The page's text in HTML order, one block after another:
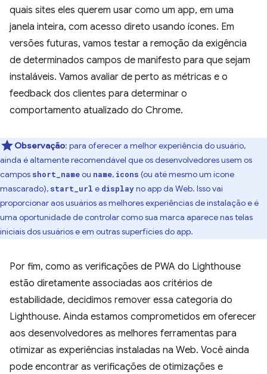
quais sites eles querem usar como um app, em uma
janela inteira, com acesso direto usando ícones. Em
versões futuras, vamos testar a remoção da exigência
de determinados campos de manifesto para que sejam
instaláveis. Vamos avaliar de perto as métricas e o
feedback dos clientes para determinar o
comportamento atualizado do Chrome.
Observação: para oferecer a melhor experiência do usuário,
ainda é altamente recomendável que os desenvolvedores usem os
campos short_nameou name, icons (ou até mesmo um ícone
mascarado), start_url e displayno app da Web. Isso vai
proporcionar aos usuários as melhores experiências de instalação e é
uma oportunidade de controlar como sua marca aparece nas telas
iniciais dos usuários e em outras superfícies do app.
Por fim, como as verificações de PWA do Lighthouse
estão diretamente associadas aos critérios de
estabilidade, decidimos remover essa categoria do
Lighthouse. Ainda estamos comprometidos em oferecer
aos desenvolvedores as melhores ferramentas para
otimizar as experiências instaladas na Web. Você ainda
pode encontrar as verificações de otimizações e